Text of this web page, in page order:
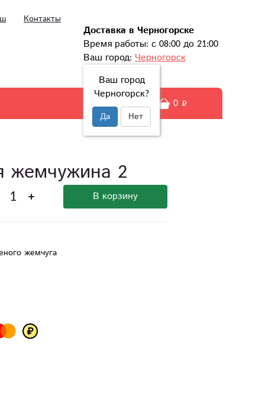
Контакты
Доставка в Черногорске
Время работы: с 08:00 до 21:00
Ваш город: Черногорск
Ваш город
Черногорск?
Да Нет
0
жемчужина 2
В корзину
жемчуга